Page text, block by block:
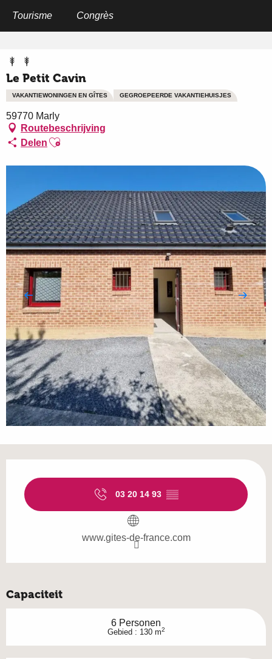
Tourisme Congrès
Le Petit Cavin
VAKANTIEWONINGEN EN GÎTES GEGROEPEERDE VAKANTIEHUISJES
59770 Marly
Routebeschrijving
Delen Ajouter aux favoris
03 20 14 93 ▒▒
www.gites-de-france.com
Capaciteit
6 Personen
Gebied : 130 m2